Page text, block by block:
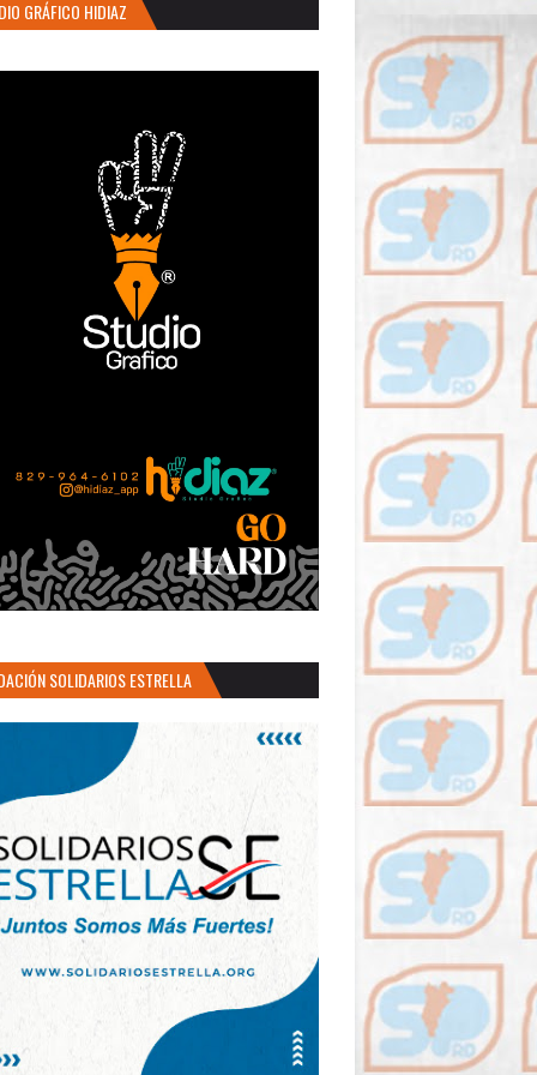
GRÁFICO HIDIAZ
SOLIDARIOS ESTRELLA